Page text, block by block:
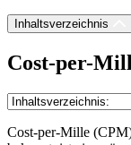
Inhaltsverzeichnis
Cost-per-
Cost-per-Mille